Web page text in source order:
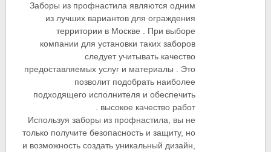
Заборы из профнастила являются одним
из лучших вариантов для ограждения
территории в Москве . При выборе
компании для установки таких заборов
следует учитывать качество
предоставляемых услуг и материалы . Это
позволит подобрать наиболее
подходящего исполнителя и обеспечить
высокое качество работ .
Используя заборы из профнастила, вы не
только получите безопасность и защиту, но
и возможность создать уникальный дизайн,